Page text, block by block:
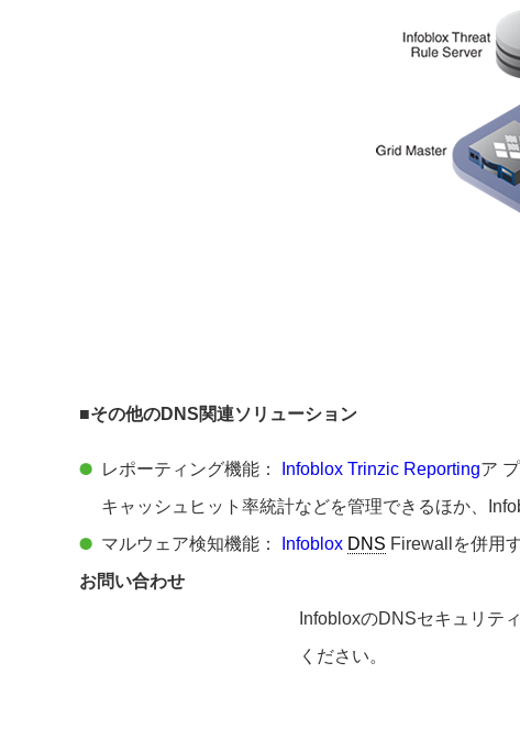
■その他のDNS関連ソリューション
レポーティング機能： Infoblox Trinzic Reportingア
キャッシュヒット率統計などを管理できるほか、
マルウェア検知機能：
Infoblox DNS Firewallを併用
お問い合わせ
InfobloxのDNSセキュリテ
ください。